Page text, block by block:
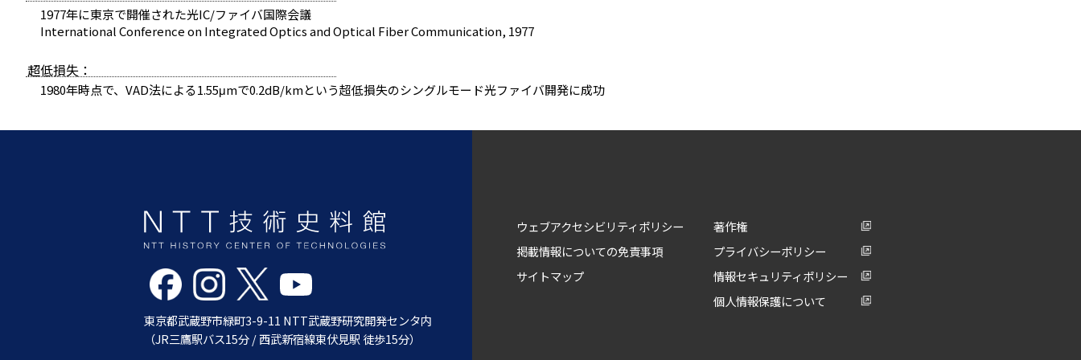
1977年に東京で開催された光IC/ファイバ国際会議
International Conference on Integrated Optics and Optical Fiber Communication, 1977
超低損失：
1980年時点で、VAD法による1.55μmで0.2dB/kmという超低損失のシングルモード光ファイバ開発に成功
東京都武蔵野市緑町3-9-11 NTT武蔵野研究開発センタ内
（JR三鷹駅バス15分 / 西武新宿線東伏見駅 徒歩15分）
ウェブアクセシビリティポリシー
掲載情報についての免責事項
サイトマップ
著作権
プライバシーポリシー
情報セキュリティポリシー
個人情報保護について